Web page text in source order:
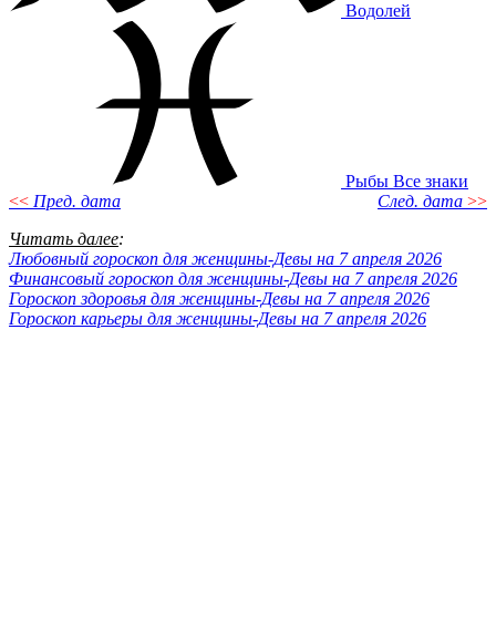
Водолей
Рыбы Все знаки
<< Пред. дата След. дата >>
Читать далее:
Любовный гороскоп для женщины-Девы на 7 апреля 2026
Финансовый гороскоп для женщины-Девы на 7 апреля 2026
Гороскоп здоровья для женщины-Девы на 7 апреля 2026
Гороскоп карьеры для женщины-Девы на 7 апреля 2026